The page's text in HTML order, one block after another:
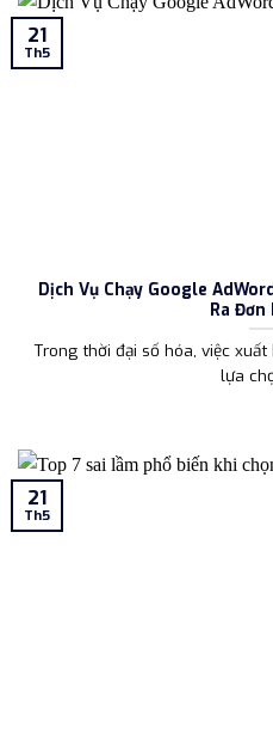
Dịch Vụ Chạy Google
Ra Đơn
Trong thời đại số hóa, việc
lựa
21
Th5
21
Th5